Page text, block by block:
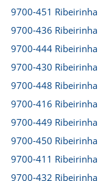
9700-451 Ribeirinha
9700-436 Ribeirinha
9700-444 Ribeirinha
9700-430 Ribeirinha
9700-448 Ribeirinha
9700-416 Ribeirinha
9700-449 Ribeirinha
9700-450 Ribeirinha
9700-411 Ribeirinha
9700-432 Ribeirinha